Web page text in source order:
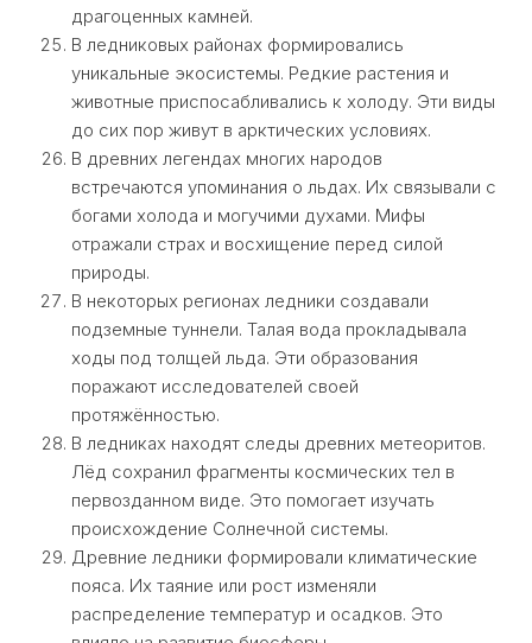
драгоценных камней.
В ледниковых районах формировались
уникальные экосистемы. Редкие растения и
животные приспосабливались к холоду. Эти виды
до сих пор живут в арктических условиях.
В древних легендах многих народов
встречаются упоминания о льдах. Их связывали с
богами холода и могучими духами. Мифы
отражали страх и восхищение перед силой
природы.
В некоторых регионах ледники создавали
подземные туннели. Талая вода прокладывала
ходы под толщей льда. Эти образования
поражают исследователей своей
протяжённостью.
В ледниках находят следы древних метеоритов.
Лёд сохранил фрагменты космических тел в
первозданном виде. Это помогает изучать
происхождение Солнечной системы.
Древние ледники формировали климатические
пояса. Их таяние или рост изменяли
распределение температур и осадков. Это